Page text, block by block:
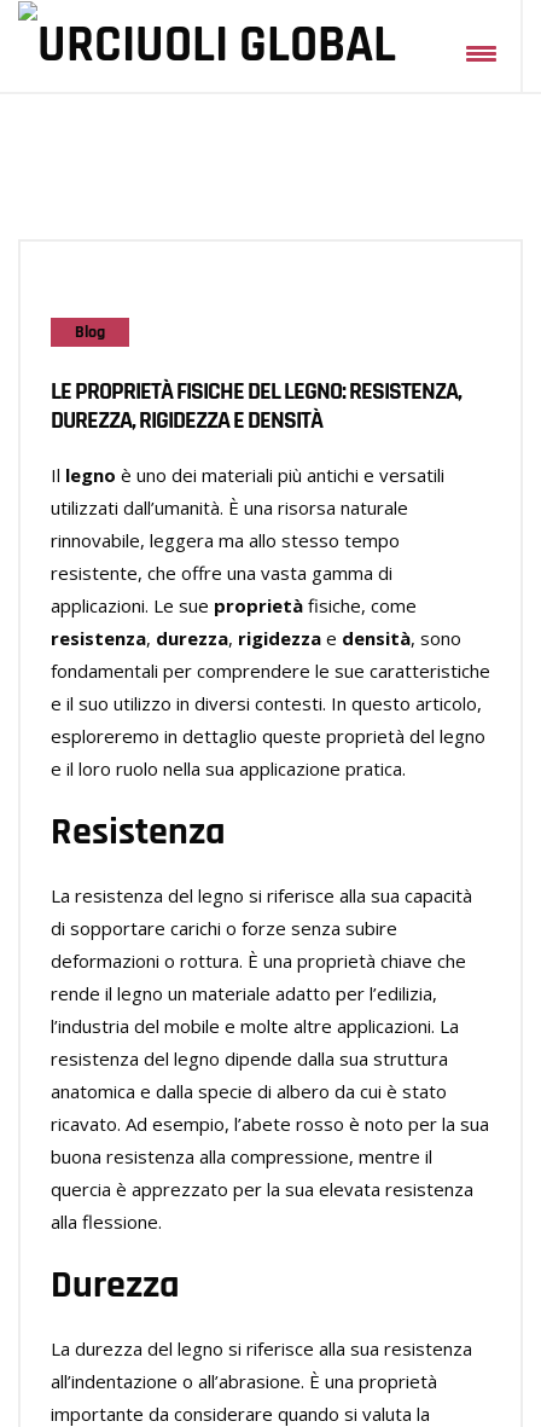
Blog
LE PROPRIETÀ FISICHE DEL LEGNO: RESISTENZA,
DUREZZA, RIGIDEZZA E DENSITÀ
Il legno è uno dei materiali più antichi e versatili
utilizzati dall’umanità. È una risorsa naturale
rinnovabile, leggera ma allo stesso tempo
resistente, che offre una vasta gamma di
applicazioni. Le sue proprietà fisiche, come
resistenza, durezza, rigidezza e densità, sono
fondamentali per comprendere le sue caratteristiche
e il suo utilizzo in diversi contesti. In questo articolo,
esploreremo in dettaglio queste proprietà del legno
e il loro ruolo nella sua applicazione pratica.
Resistenza
La resistenza del legno si riferisce alla sua capacità
di sopportare carichi o forze senza subire
deformazioni o rottura. È una proprietà chiave che
rende il legno un materiale adatto per l’edilizia,
l’industria del mobile e molte altre applicazioni. La
resistenza del legno dipende dalla sua struttura
anatomica e dalla specie di albero da cui è stato
ricavato. Ad esempio, l’abete rosso è noto per la sua
buona resistenza alla compressione, mentre il
quercia è apprezzato per la sua elevata resistenza
alla flessione.
Durezza
La durezza del legno si riferisce alla sua resistenza
all’indentazione o all’abrasione. È una proprietà
importante da considerare quando si valuta la